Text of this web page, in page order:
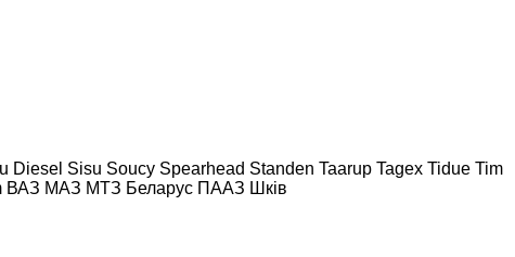
Diesel Sisu Soucy Spearhead Standen Taarup Tagex Tidue Tim
ВАЗ МАЗ МТЗ Беларус ПААЗ Шків